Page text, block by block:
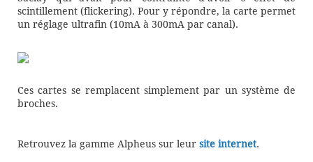
scintillement (flickering). Pour y répondre, la carte permet
un réglage ultrafin (10mA à 300mA par canal).
Ces cartes se remplacent simplement par un système de
broches.
Retrouvez la gamme Alpheus sur leur site internet.